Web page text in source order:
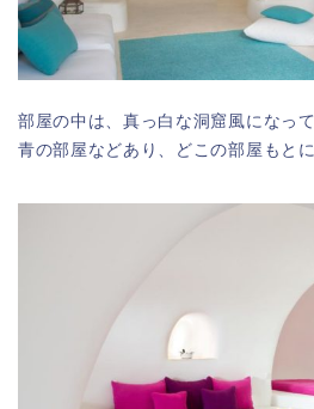
部屋の中は、真っ白な洞窟風になっ
青の部屋などあり、どこの部屋もと